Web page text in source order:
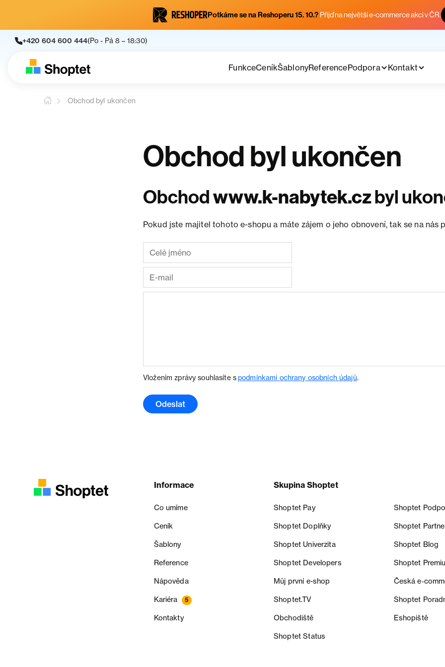
Potkáme se na Reshoperu 15. 10.? Přijď na největší e-commerce akci v ČR.
+420 604 600 444(Po - Pá 8 – 18:30)
FunkceCeníkŠablonyReferencePodpora Kontakt
Obchod byl ukončen
Obchod byl ukončen
Obchodwww.k-nabytek.czbyl
Pokud jste majitel tohoto e-shopu a máte zájem o jeho obnovení, tak se na nás
Vložením zprávy souhlasíte spodmínkami ochrany osobních údajů.
Odeslat
Informace
Co umíme
Ceník
Šablony
Reference
Nápověda
Kariéra 5
Kontakty
Skupina Shoptet
Shoptet Pay Shoptet
Shoptet Doplňky Shoptet
Shoptet Univerzita Shoptet Blog
Shoptet Developers Shoptet
Můj první e-shop Česká
Shoptet.TV Shoptet
Obchodiště Eshopiště
Shoptet Status